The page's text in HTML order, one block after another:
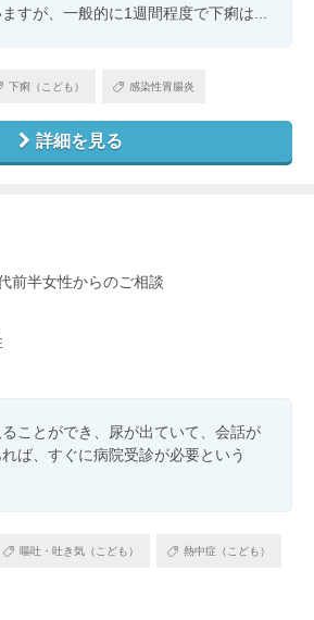
すが、一般的に1週間程度で下痢は...
下痢（こども） 感染性胃腸炎
詳細を見る
前半女性からのご相談
ことができ、尿が出ていて、会話が
ば、すぐに病院受診が必要という
嘔吐・吐き気（こども） 熱中症（こども）